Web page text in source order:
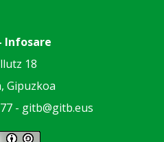
Infosare
18
Gipuzkoa
- gitb@gitb.eus